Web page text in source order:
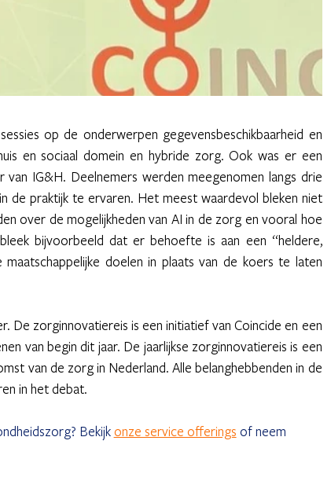
op de onderwerpen gegevensbeschikbaarheid en
en sociaal domein en hybride zorg. Ook was er een
IG&H. Deelnemers werden meegenomen langs drie
de praktijk te ervaren. Het meest waardevol bleken niet
over de mogelijkheden van AI in de zorg en vooral hoe
bijvoorbeeld dat er behoefte is aan een “heldere,
doelen in plaats van de koers te laten
De zorginnovatiereis is een initiatief van Coincide en een
van begin dit jaar. De jaarlijkse zorginnovatiereis is een
van de zorg in Nederland. Alle belanghebbenden in de
in het debat.
Bekijk onze service offerings of neem